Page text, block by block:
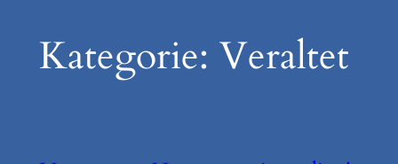
Kategorie: Veraltet